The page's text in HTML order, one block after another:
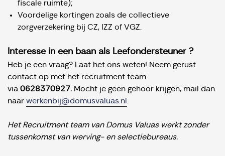
fiscale ruimte);
Voordelige kortingen zoals de collectieve
zorgverzekering bij CZ, IZZ of VGZ.
Interesse in een baan als Leefondersteuner ?
Heb je een vraag? Laat het ons weten! Neem gerust
contact op met het recruitment team
via 0628370927. Mocht je geen gehoor krijgen, mail dan
naar werkenbij@domusvaluas.n
Het Recruitment team van Domus Valuas werkt zonder
tussenkomst van werving- en selectiebureaus.